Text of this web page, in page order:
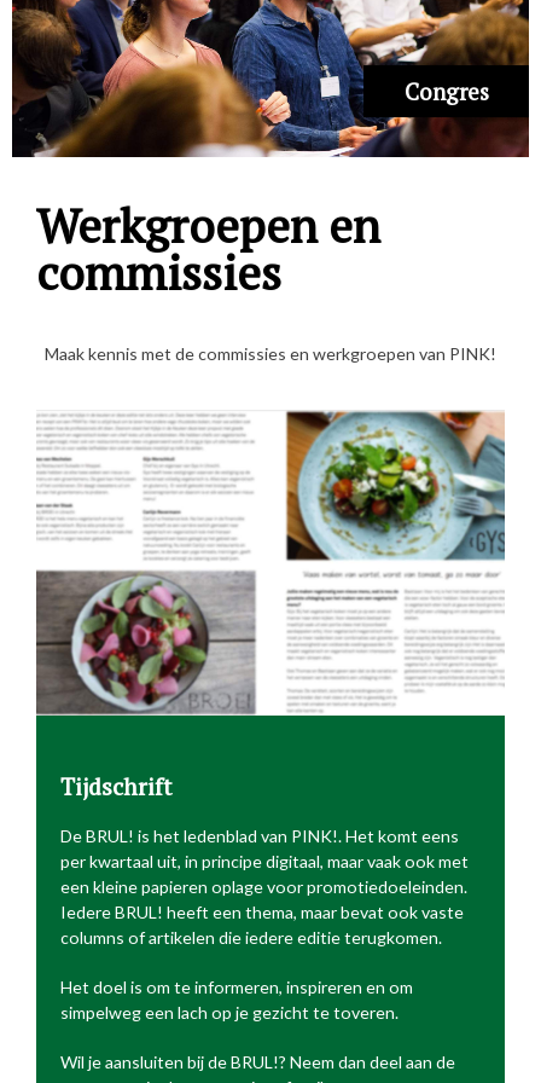
Congres
Werkgroepen en
commissies
Maak kennis met de commissies en werkgroepen van PINK!
Tijdschrift
De BRUL! is het ledenblad van PINK!. Het komt eens
per kwartaal uit, in principe digitaal, maar vaak ook met
een kleine papieren oplage voor promotiedoeleinden.
Iedere BRUL! heeft een thema, maar bevat ook vaste
columns of artikelen die iedere editie terugkomen.
Het doel is om te informeren, inspireren en om
simpelweg een lach op je gezicht te toveren.
Wil je aansluiten bij de BRUL!? Neem dan deel aan de